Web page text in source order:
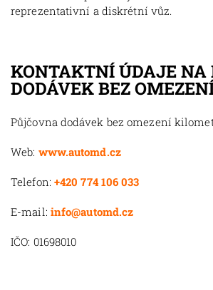
reprezentativní a diskrétní vůz.
KONTAKTNÍ ÚDAJE NA
DODÁVEK BEZ
Půjčovna dodávek bez omezení
Web: www.automd.cz
Telefon: +420 774 106 033
E-mail: info@automd.cz
IČO: 01698010